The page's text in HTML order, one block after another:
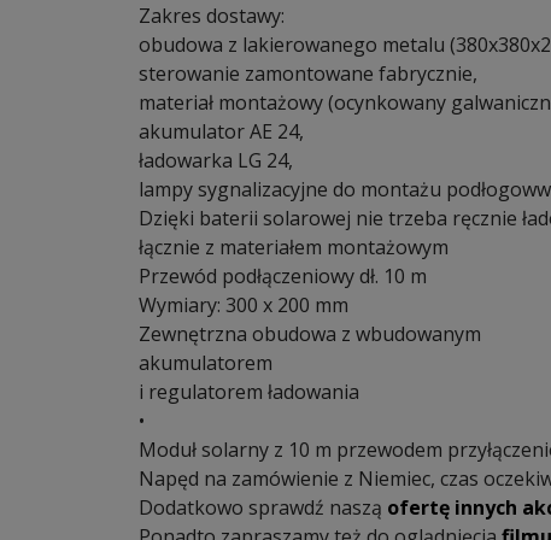
Zakres dostawy:
obudowa z lakierowanego metalu
sterowanie zamontowane fabrycznie,
materiał montażowy (ocynkowany
akumulator AE 24,
ładowarka LG 24,
lampy sygnalizacyjne do montażu
Dzięki baterii solarowej nie trzeba ręcznie
łącznie z materiałem montażowym
Przewód podłączeniowy dł. 10 m
Wymiary: 300 x 200 mm
Zewnętrzna obudowa z wbudowanym
akumulatorem
i regulatorem ładowania
•
Moduł solarny z 10 m przewodem
Napęd na zamówienie z Niemiec, czas
Dodatkowo sprawdź naszą ofertę innych